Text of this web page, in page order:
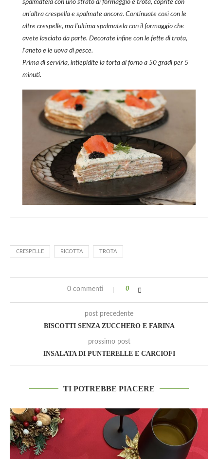
spalmatela con uno strato di formaggio e trota, coprite con
un'altra crespella e spalmate ancora. Continuate così con le
altre crespelle, ma l'ultima spalmatela con il formaggio che
avete lasciato da parte. Decorate infine con le fette di trota,
l'aneto e le uova di pesce.
Prima di servirla, intiepidite la torta al forno a 50 gradi per 5
minuti.
CRESPELLE RICOTTA TROTA
0 commenti 0
post precedente
BISCOTTI SENZA ZUCCHERO E FARINA
prossimo post
INSALATA DI PUNTERELLE E CARCIOFI
TI POTREBBE PIACERE